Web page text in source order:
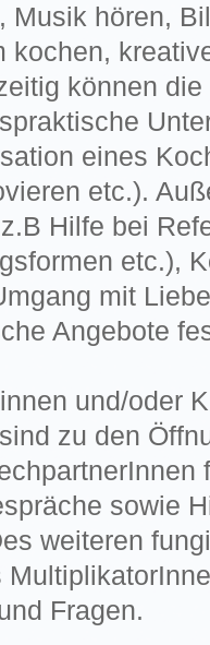
Musik hören,
kochen,
können
eines
etc.).
Hilfe bei
etc.),
mit
Angebote
und/oder
zu den
sowie
weiteren
Fragen.